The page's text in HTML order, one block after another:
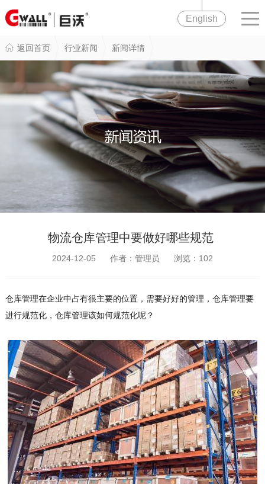
English
返回首页 行业新闻 新闻详情
物流仓库管理中要做好哪些规范
2024-12-05 作者：管理员 浏览： 102
仓库管理在企业中占有很主要的位置，需要好好的管理，仓库管理要
进行规范化，仓库管理该如何规范化呢？